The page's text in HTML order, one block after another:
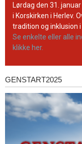
YouTube-
kanal
Lørdag den 31.
i Korskirken i Herlev.
tradition og inklusion i
Se enkelte eller alle
klikke her.
Genstart2025
GENSTART2025